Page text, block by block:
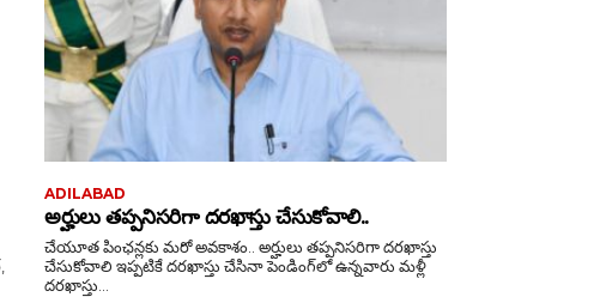
ADILABAD
అర్హులు తప్పనిసరిగా దరఖాస్తు చేసుకోవాలి..
చేయూత పింఛన్లకు మరో అవకాశం.. అర్హులు తప్పనిసరిగా దరఖాస్తు
చేసుకోవాలి ఇప్పటికే దరఖాస్తు చేసినా పెండింగ్‌లో ఉన్నవారు మళ్లీ
దరఖాస్తు...